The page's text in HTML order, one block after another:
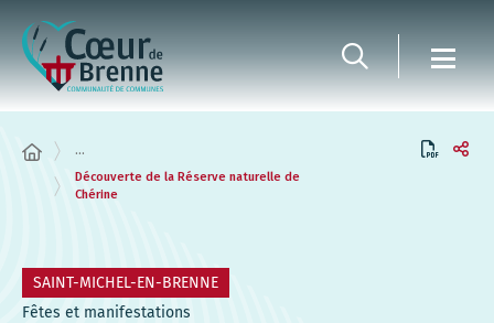
...
Découverte de la Réserve naturelle de
Chérine
SAINT-MICHEL-EN-BRENNE
Fêtes et manifestations